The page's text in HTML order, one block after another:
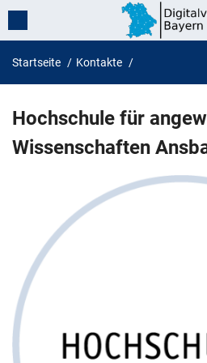
Startseite Kontakte
Hochschule für
Wissenschaften